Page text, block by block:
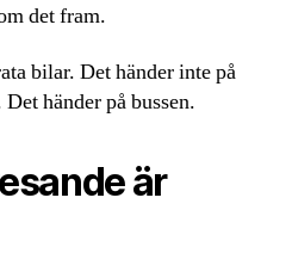
det fram.
bilar. Det händer inte på
händer på bussen.
är